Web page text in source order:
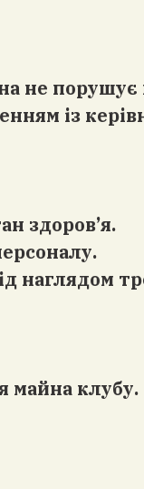
не
із
здоров’я.
наглядом
майна клубу.